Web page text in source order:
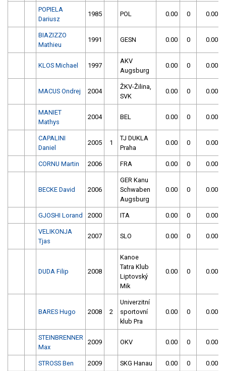
POPIELA
Dariusz
1985 POL 0.00 0 0.00
BIAZIZZO
Mathieu
1991 GESN 0.00 0 0.00
KLOS Michael 1997
AKV
Augsburg
0.00 0 0.00
MACUS Ondrej 2004
ŽKV-Žilina,
SVK
0.00 0 0.00
MANIET
Mathys
2004 BEL 0.00 0 0.00
CAPALINI
Daniel
2005 1
TJ DUKLA
Praha
0.00 0 0.00
CORNU Martin 2006 FRA 0.00 0 0.00
BECKE David 2006
GER Kanu
Schwaben
Augsburg
0.00 0 0.00
GJOSHI Lorand 2000 ITA 0.00 0 0.00
VELIKONJA
Tjas
2007 SLO 0.00 0 0.00
DUDA Filip 2008
Kanoe
Tatra Klub
Liptovský
Mik
0.00 0 0.00
BARES Hugo 2008 2
Univerzitní
sportovní
klub Pra
0.00 0 0.00
STEINBRENNER
Max
2009 OKV 0.00 0 0.00
STROSS Ben 2009 SKG Hanau 0.00 0 0.00